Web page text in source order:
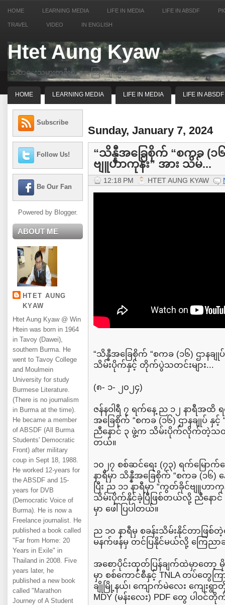
HOME LEARNING MEDIA LIFE IN MEDIA LIFE IN ABSDF
TRAVEL VIDEO IN ENGLISH
Htet Aung Kyaw
သတင္းသမားတဦးရဲ့ အေတြးအျမင္မ်ား
HOME LEARNING MEDIA LIFE IN MEDIA LIFE IN ABSDF
Subscribe
Follow Us!
Be Our Fan
Powered by Blogger.
ABOUT ME
HTET AUNG
KYAW
Htet Aung Kyaw @ Win
Htein was born in 1964
in Tavoy (Dawei),
southern Burma. He
went to Tavoy College
and Moulmein
University for study
Burmese Literature.
(There is no journalism
in Burma at the time).
He became a member
of ABSDF (All Burma
Students' Democratic
Front) after military
coup in Sept 18, 1988.
He worked 12-years for
the ABSDF and 15-
years for DVB
(Democratic Voice of
Burma). He is now a
Freelance journalist. He
published a book called
"Far from Home: 20
Years in Exile" in
Thailand in 2008. Five
years later, he
published a new book
called "Marathon
Journey of A Student
Sunday, January 7, 2024
“သိန္နီအခြေစိုက် “စကခ (၁
ဗျူဟာကုန်း” အား သိမ်...
12:18 PM HTET AUNG KYAW
“သိန္နီအခြေစိုက် “စကခ (၁၆) ဌာနခ
သိမ်းပိုက်နှင့် တိုက်ပွဲသတင်းများ...
(၈- ၁- ၂၀၂၄)
ဇန်နဝါရီ ၇ ရက်နေ့ ည ၁၂ နာရီအ
အခြေစိုက် “စကခ (၁၆) ဌာနချုပ် နှ
ညီနောင် ၃ ဖွဲ့က သိမ်းပိုက်လိုက်တဲ့သတင်
တယ်။
၁၀၂၇ စစ်ဆင်ရေး (၇၃) ရက်မြောက်
နာရီမှာ သိန္နီအခြေစိုက် “စကခ (၁၆)
ပြီး ည ၁၁ နာရီမှာ “ကွတ်ခိုင်ဗျူဟာ
သိမ်းပိုက်နိုင်ခဲ့ပြီဖြစ်တယ်လို့ ညီနောင်
မှာ ဖေါ်ပြပါတယ်။
ည ၁၀ နာရီမှ စခန်းသိမ်းနိုင်တာဖ
မနက်ဖန်မှ တင်ပြနိုင်မယ်လို့ ကြေည
အစောပိုင်းထုတ်ပြန်ချက်ထဲမှာတေ
မှာ စစ်ကောင်စီနှင့် TNLA တပ်တွေကြ
ချိုမြို့နယ်၊ ကျောက်မဲလေး‌ ကျေးရွ
MDY (မန်းလေး) PDF တွေ ပါဝ